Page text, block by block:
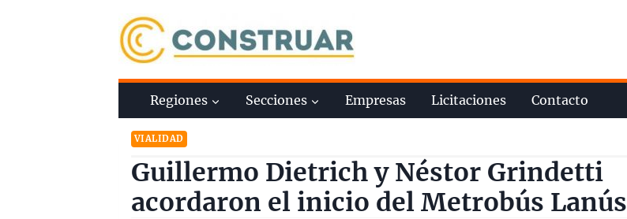
Regiones Secciones Empresas Licitaciones Contacto
VIALIDAD
Guillermo Dietrich y Néstor Grindetti
acordaron el inicio del Metrobús Lanús